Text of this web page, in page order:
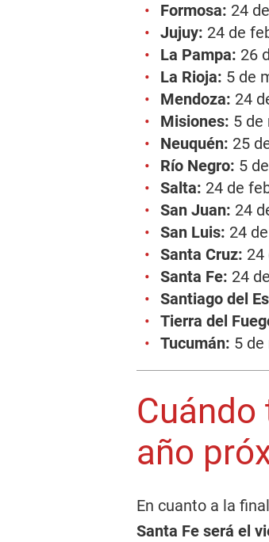
Formosa: 24
Jujuy: 24 de
La Pampa: 26
La Rioja: 5 de
Mendoza: 24
Misiones: 5 de
Neuquén: 25
Río Negro: 5
Salta: 24 de
San Juan: 24
San Luis: 24
Santa Cruz: 24
Santa Fe: 24
Santiago del
Tierra del
Tucumán: 5
Cuándo
año
En cuanto a la
Santa Fe será el